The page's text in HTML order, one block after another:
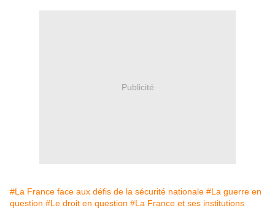
Publicité
#La France face aux défis de la sécurité nationale #La guerre en
question #Le droit en question #La France et ses institutions